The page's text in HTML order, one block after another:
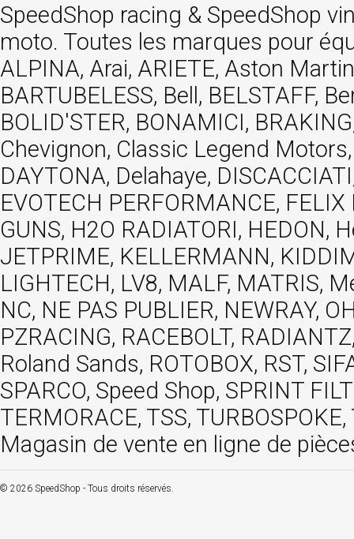
SpeedShop racing & SpeedShop
moto. Toutes les marques pour
ALPINA, Arai, ARIETE, Aston
BARTUBELESS, Bell, BELSTAFF,
BOLID'STER, BONAMICI,
Chevignon, Classic Legend
DAYTONA, Delahaye,
EVOTECH PERFORMANCE,
GUNS, H2O RADIATORI, HEDON,
JETPRIME, KELLERMANN,
LIGHTECH, LV8, MALF, MATRIS,
NC, NE PAS PUBLIER, NEWRAY,
PZRACING, RACEBOLT,
Roland Sands, ROTOBOX, RST,
SPARCO, Speed Shop, SPRINT
TERMORACE, TSS,
Magasin de vente en ligne de
© 2026 SpeedShop - Tous droits réservés.